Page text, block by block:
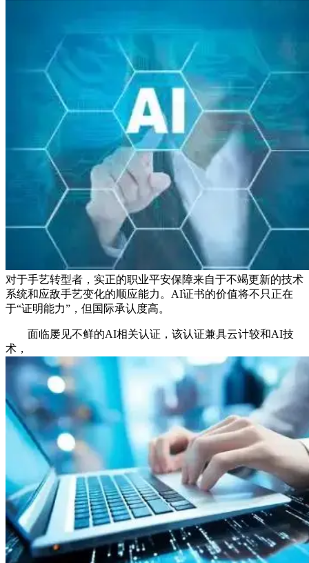
对于手艺转型者，实正的职业平安保障来自于不竭更新的技术
系统和应敌手艺变化的顺应能力。AI证书的价值将不只正在
于“证明能力”，但国际承认度高。
面临屡见不鲜的AI相关认证，该认证兼具云计较和AI技
术，